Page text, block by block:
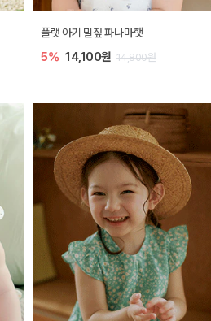
플랫 아기 밀짚 파나마햇
5% 14,100원 14,800원